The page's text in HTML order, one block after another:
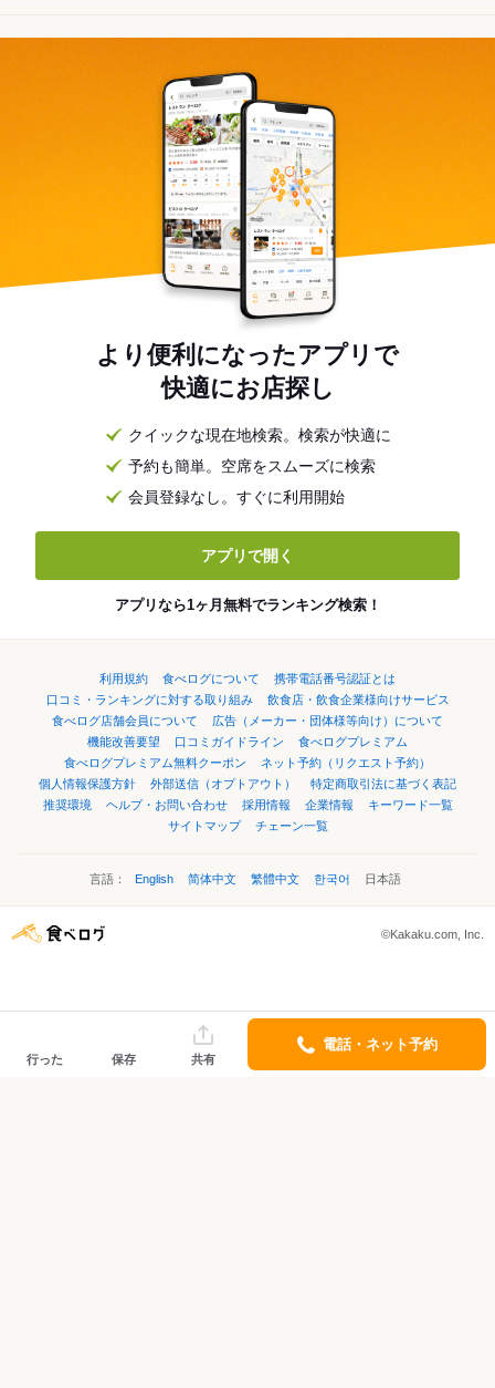
より便利になったアプリで
快適にお店探し
クイックな現在地検索。検索が快適に
予約も簡単。空席をスムーズに検索
会員登録なし。すぐに利用開始
アプリで開く
アプリなら1ヶ月無料でランキング検索！
利用規約 食べログについて
携帯電話番号認証とは
口コミ・ランキングに対する取り組み
飲食店・飲食企業様向けサービス
食べログ店舗会員について
広告（メーカー・団体様等向け）について
機能改善要望
口コミガイドライン
食べログプレミアム
食べログプレミアム無料クーポン
ネット予約（リクエスト予約）
個人情報保護方針
外部送信（オプトアウト）
特定商取引法に基づく表記
推奨環境
ヘルプ・お問い合わせ 採用情報 企業情報
キーワード一覧
サイトマップ
チェーン一覧
言語： English 简体中文 繁體中文 한국어 日本語
©Kakaku.com, Inc.
行った 保存 共有
電話・ネット予約